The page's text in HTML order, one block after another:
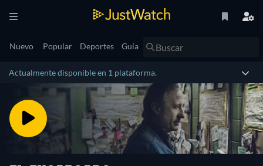
Nuevo Popular Deportes Guía
Actualmente disponible en 1 plataforma.